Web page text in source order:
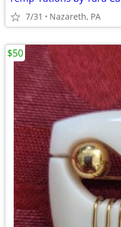
7/31 Nazareth, PA
$50